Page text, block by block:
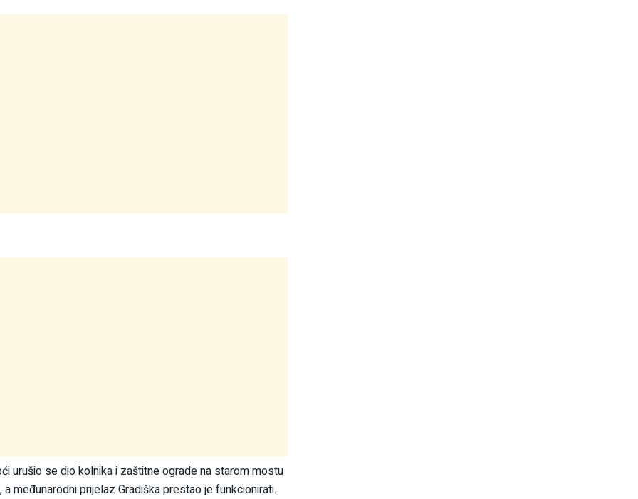
urušio se dio kolnika i zaštitne ograde na starom mostu
međunarodni prijelaz Gradiška prestao je funkcionirati.